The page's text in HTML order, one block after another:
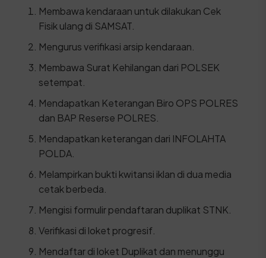
Membawa kendaraan untuk dilakukan Cek
Fisik ulang di SAMSAT.
Mengurus verifikasi arsip kendaraan.
Membawa Surat Kehilangan dari POLSEK
setempat.
Mendapatkan Keterangan Biro OPS POLRES
dan BAP Reserse POLRES.
Mendapatkan keterangan dari INFOLAHTA
POLDA.
Melampirkan bukti kwitansi iklan di dua media
cetak berbeda.
Mengisi formulir pendaftaran duplikat STNK.
Verifikasi di loket progresif.
Mendaftar di loket Duplikat dan menunggu